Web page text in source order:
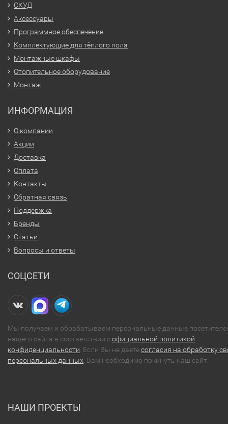
СКУД
Аксессуары
Программное обеспечение
Комплектующие для тёплого пола
Монтажные шкафы
Отопительное оборудование
Монтаж
ИНФОРМАЦИЯ
О компании
Акции
Доставка
Оплата
Контакты
Обратная связь
Поддержка
Бренды
Статьи
Вопросы и ответы
СОЦСЕТИ
Мы получаем и обрабатываем персональные данные
нашего сайта в соответствии софициальной политикой
конфиденциальности . Если Вы не даетесогласия на обработку
персональных данных , Вам необходимо покинуть наш сайт.
НАШИ ПРОЕКТЫ